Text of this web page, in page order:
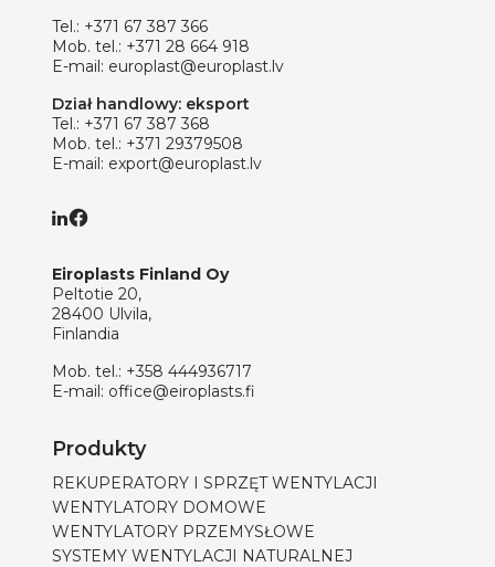
Tel.: +371 67 387 366
Mob. tel.: +371 28 664 918
E-mail: europlast@europlast.lv
Dział handlowy: eksport
Tel.: +371 67 387 368
Mob. tel.: +371 29379508
E-mail: export@europlast.lv
Eiroplasts Finland Oy
Peltotie 20,
28400 Ulvila,
Finlandia
Mob. tel.: +358 444936717
E-mail: office@eiroplasts.fi
Produkty
REKUPERATORY I SPRZĘT WENTYLACJI
WENTYLATORY DOMOWE
WENTYLATORY PRZEMYSŁOWE
SYSTEMY WENTYLACJI NATURALNEJ